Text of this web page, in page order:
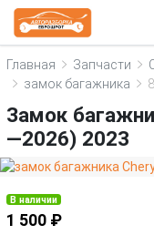
Главная Запчасти
замок багажника
Замок
—2026) 2023
В наличии
1 500 ₽